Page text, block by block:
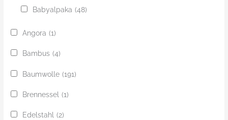
Babyalpaka (48)
Angora (1)
Bambus (4)
Baumwolle (191)
Brennessel (1)
Edelstahl (2)